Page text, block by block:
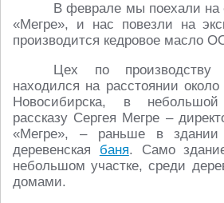
В феврале мы поехали
«Мегре», и нас повезли на
производится кедровое масло
Цех по производству
находился на расстоянии
Новосибирска, в
рассказу Сергея Мегре –
«Мегре», – раньше в здании
деревенская баня. Само
небольшом участке, среди
домами.